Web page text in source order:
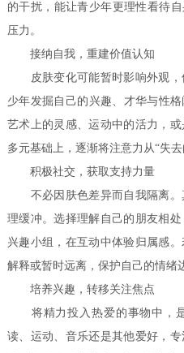
的干扰，能让青少年更理性看待
压力。
接纳自我，重建价值认知
皮肤变化可能暂时影响外观，
少年发掘自己的兴趣、才华与性
艺术上的灵感、运动中的活力，
多元基础上，逐渐将注意力从“失去
积极社交，获取支持力量
不必因肤色差异而自我隔离。
理缓冲。选择理解自己的朋友相
兴趣小组，在互动中体验归属感
解释或暂时远离，保护自己的情绪
培养兴趣，转移关注焦点
将精力投入热爱的事物中，是
读、运动、音乐还是其他爱好，